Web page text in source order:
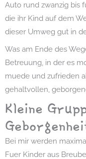
Auto rund zwanzig bis
die ihr Kind auf dem
dieser Umweg gut in
Was am Ende des
Betreuung, in der es
muede und zufrieden
gehaltvollen,
Kleine
Bei mir werden
Fuer Kinder aus